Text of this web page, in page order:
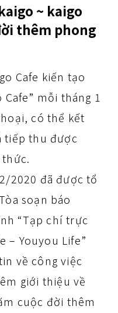
~ kaigo
thêm phong
Cafe kiến tạo
mỗi tháng 1
có thể kết
tiếp thu được
2020 đã được tổ
soạn báo
“Tạp chí trực
– Youyou Life”
về công việc
giới thiệu về
cuộc đời thêm